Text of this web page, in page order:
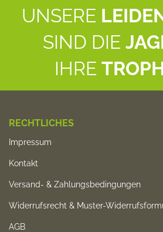
UNSERE
SIND DIE
IHRE
RECHTLICHES
Impressum
Kontakt
Versand- & Zahlungsbedingungen
Widerrufsrecht & Muster-
AGB